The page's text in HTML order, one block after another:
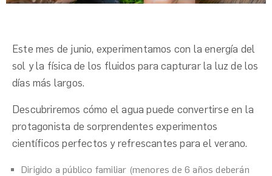
Este mes de junio, experimentamos con la energía del
sol y la física de los fluidos para capturar la luz de los
días más largos.
Descubriremos cómo el agua puede convertirse en la
protagonista de sorprendentes experimentos
científicos perfectos y refrescantes para el verano.
Dirigido a público familiar (menores de 6 años deberán